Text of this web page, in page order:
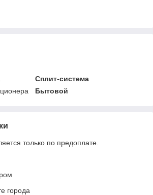
Сплит-система
Бытовой
только по предоплате.
города